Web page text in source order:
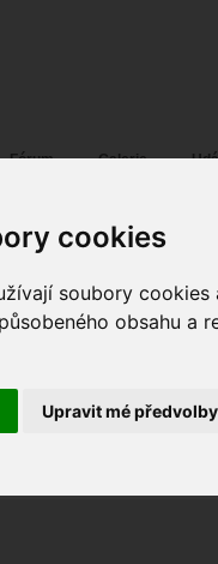
cookies
soubory
obsahu a
Upravit mé předvolby
Fórum Galerie
glamour